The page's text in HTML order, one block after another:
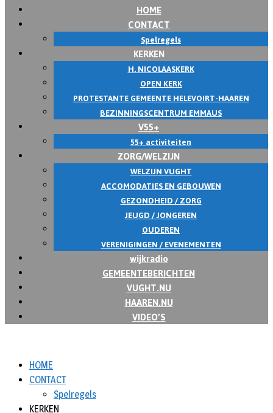
HOME
CONTACT
Spelregels
KERKEN
H. NICOLAASKERK
OPEN KERK
PROTESTANTE GEMEENTE HELEVOIRT-HAAREN
BEZINNINGSCENTRUM EMMAUS
V55+
55+ activiteiten
ZORG/WELZIJN
WELZIJN VUGHT
ACCOMODATIES EN GEBOUWEN
GEZONDHEID / ZORG
JEUGD / JONGEREN
OUDEREN
VERENIGINGEN / EVENEMENTEN
wijkradio
GEMEENTEBERICHTEN
VUGHT.NU
HAAREN.NU
VIDEO’S
HOME
CONTACT
Spelregels
KERKEN